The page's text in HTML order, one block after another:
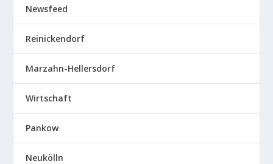
Newsfeed
Reinickendorf
Marzahn-Hellersdorf
Wirtschaft
Pankow
Neukölln